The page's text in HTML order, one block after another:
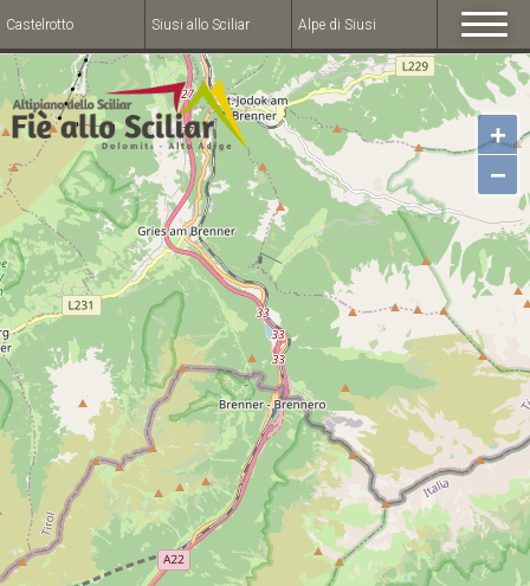
Castelrotto Siusi allo Sciliar Alpe di Siusi
+
−